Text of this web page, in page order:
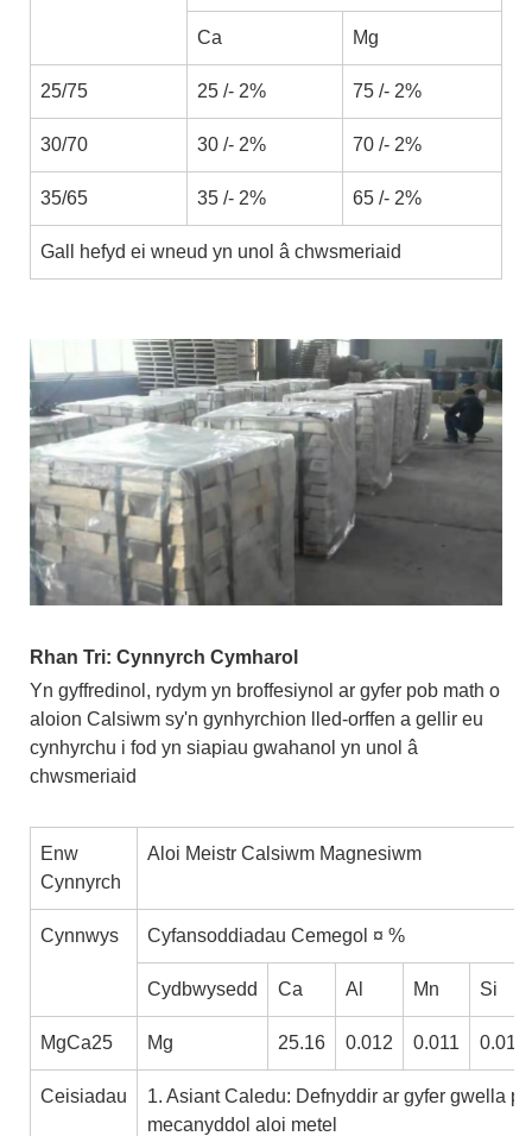
Ca Mg
25/75 25 /- 2% 75 /- 2%
30/70 30 /- 2% 70 /- 2%
35/65 35 /- 2% 65 /- 2%
Gall hefyd ei wneud yn unol â chwsmeriaid
Rhan Tri: Cynnyrch Cymharol
Yn gyffredinol, rydym yn broffesiynol ar gyfer pob math o
aloion Calsiwm sy'n gynhyrchion lled-orffen a gellir eu
cynhyrchu i fod yn siapiau gwahanol yn unol â
chwsmeriaid
Enw
Cynnyrch
Aloi Meistr Calsiwm Magnesiwm
Cynnwys Cyfansoddiadau Cemegol ¤ %
Cydbwysedd Ca Al Mn Si
MgCa25 Mg 25.16 0.012 0.011 0.014
Ceisiadau
1. Asiant Caledu: Defnyddir ar gyfer gwella
mecanyddol aloi metel